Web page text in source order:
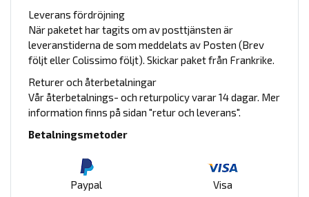
Leverans fördröjning
När paketet har tagits om av posttjänsten är
leveranstiderna de som meddelats av Posten (Brev
följt eller Colissimo följt). Skickar paket från Frankrike.
Returer och återbetalningar
Vår återbetalnings- och returpolicy varar 14 dagar. Mer
information finns på sidan "retur och leverans".
Betalningsmetoder
Paypal Visa